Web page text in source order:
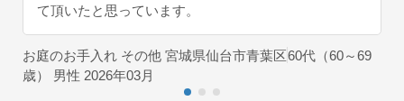
て頂いたと思っています。
お庭のお手入れ その他 宮城県仙台市青葉区60代（60～69
歳） 男性 2026年03月